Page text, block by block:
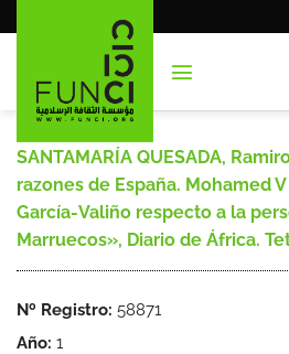
al
SANTAMARÍA QUESADA,
razones de España. Mohamed
García-Valiño respecto a la
Marruecos», Diario de África.
Nº Registro: 58871
Año: 1